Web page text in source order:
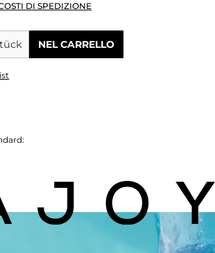
DI SPEDIZIONE
inserisci la
NEL CARRELLO